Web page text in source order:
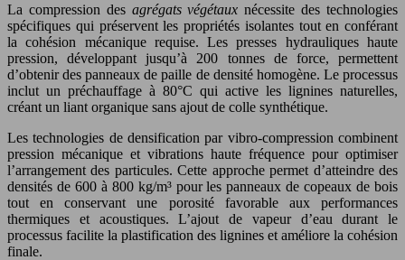
La compression des agrégats végétauxnécessite des technologies
spécifiques qui préservent les propriétés isolantes tout en conférant
la cohésion mécanique requise. Les presses hydrauliques haute
pression, développant jusqu’à 200 tonnes de force, permettent
d’obtenir des panneaux de paille de densité homogène. Le processus
inclut un préchauffage à 80°C qui active les lignines naturelles,
créant un liant organique sans ajout de colle synthétique.
Les technologies de densification par vibro-compression combinent
pression mécanique et vibrations haute fréquence pour optimiser
l’arrangement des particules. Cette approche permet d’atteindre des
densités de 600 à 800 kg/m³ pour les panneaux de copeaux de bois
tout en conservant une porosité favorable aux performances
thermiques et acoustiques. L’ajout de vapeur d’eau durant le
processus facilite la plastification des lignines et améliore la cohésion
finale.